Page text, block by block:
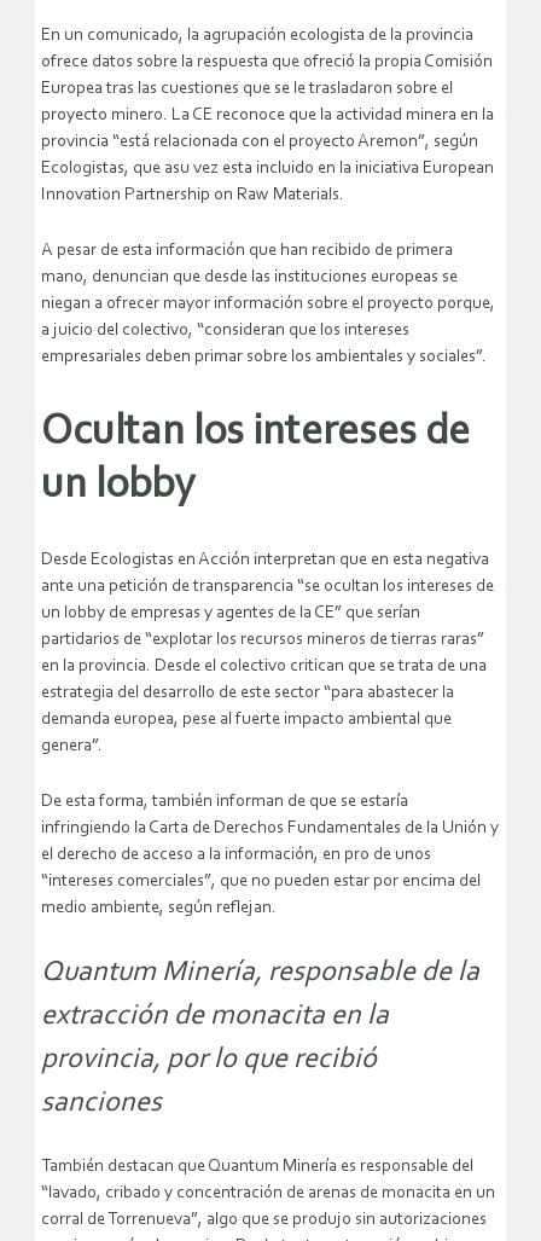
En un comunicado, la agrupación ecologista de la provincia
ofrece datos sobre la respuesta que ofreció la propia Comisión
Europea tras las cuestiones que se le trasladaron sobre el
proyecto minero. La CE reconoce que la actividad minera en la
provincia “está relacionada con el proyecto Aremon”, según
Ecologistas, que asu vez esta incluido en la iniciativa European
Innovation Partnership on Raw Materials.
A pesar de esta información que han recibido de primera
mano, denuncian que desde las instituciones europeas se
niegan a ofrecer mayor información sobre el proyecto porque,
a juicio del colectivo, “consideran que los intereses
empresariales deben primar sobre los ambientales y sociales”.
Ocultan los intereses de
un lobby
Desde Ecologistas en Acción interpretan que en esta negativa
ante una petición de transparencia “se ocultan los intereses de
un lobby de empresas y agentes de la CE” que serían
partidarios de “explotar los recursos mineros de tierras raras”
en la provincia. Desde el colectivo critican que se trata de una
estrategia del desarrollo de este sector “para abastecer la
demanda europea, pese al fuerte impacto ambiental que
genera”.
De esta forma, también informan de que se estaría
infringiendo la Carta de Derechos Fundamentales de la Unión y
el derecho de acceso a la información, en pro de unos
“intereses comerciales”, que no pueden estar por encima del
medio ambiente, según reflejan.
Quantum Minería, responsable de la
extracción de monacita en la
provincia, por lo que recibió
sanciones
También destacan que Quantum Minería es responsable del
“lavado, cribado y concentración de arenas de monacita en un
corral de Torrenueva”, algo que se produjo sin autorizaciones